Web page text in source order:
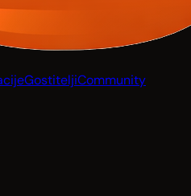
GostiteljiCommunity